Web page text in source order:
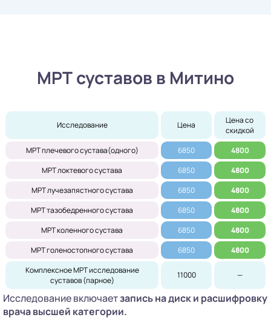
МРТ суставов в Митино
Исследование Цена
Цена со
скидкой
МРТ плечевого сустава(одного)
6850
4800
МРТ локтевого сустава
6850
4800
МРТ лучезапястного сустава
6850
4800
МРТ тазобедренного сустава
6850
4800
МРТ коленного сустава
6850
4800
МРТ голеностопного сустава
6850
4800
Комплексное МРТ исследование
суставов (парное)
11000 —
Исследование включаетзапись на диски расшифровку
врача высшей категории.